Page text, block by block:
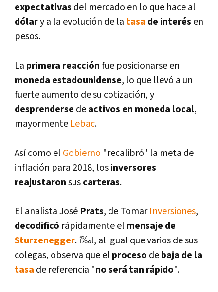
expectativas del mercado en lo que hace al
dólary a la evolución de la tasa de interés en
pesos.
La primera reacciónfue posicionarse en
moneda estadounidense, lo que llevó a un
fuerte aumento de su cotización, y
desprenderse deactivos en moneda local,
mayormente Lebac.
Así­ como el Gobierno "recalibró" la meta de
inflación para 2018, losinversores
reajustaronsuscarteras.
El analista José Prats, de TomarInversiones,
decodificó rápidamente el mensaje de
Sturzenegger. í‰l, al igual que varios de sus
colegas, observa que el proceso debaja de la
tasa de referencia "no será tan rápido".